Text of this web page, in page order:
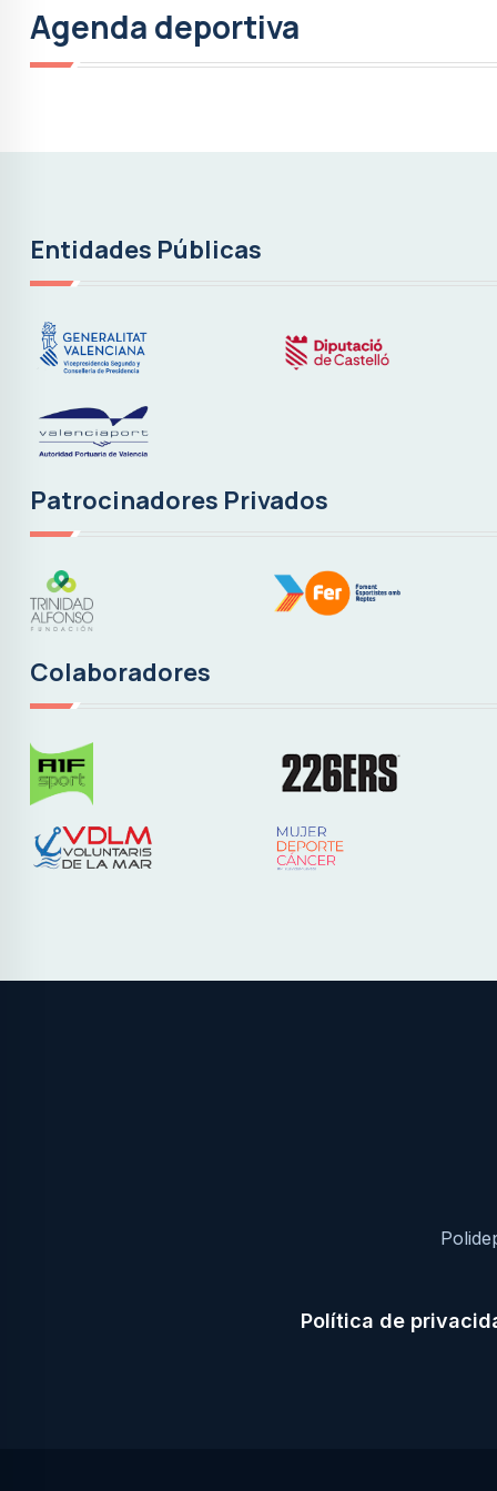
Agenda deportiva
Entidades Públicas
Patrocinadores Privados
Colaboradores
Política de